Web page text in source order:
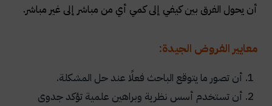
أن يحول الفرق بين كيفي إلى كمي أي من مباشر إلى غير مباشر.
معايير الفروض الجيدة:
أن تصور ما يتوقع الباحث فعلًا عند حل المشكلة.
أن تستخدم أسس نظرية وبراهين علمية تؤكد جدوى